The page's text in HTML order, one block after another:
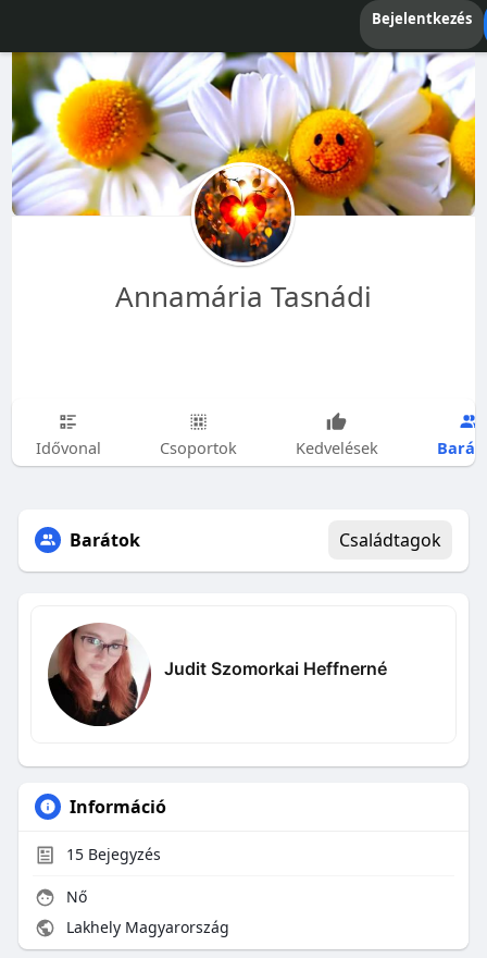
Bejelentkezés
Annamária Tasnádi
Idővonal Csoportok Kedvelések
Barátok Családtagok
Judit Szomorkai Heffnerné
Információ
15Bejegyzés
Nő
Lakhely Magyarország